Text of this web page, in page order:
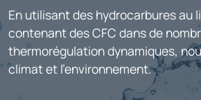
En utilisant des hydrocarbures au
contenant des CFC dans de
thermorégulation dynamiques,
climat et l'environnement.